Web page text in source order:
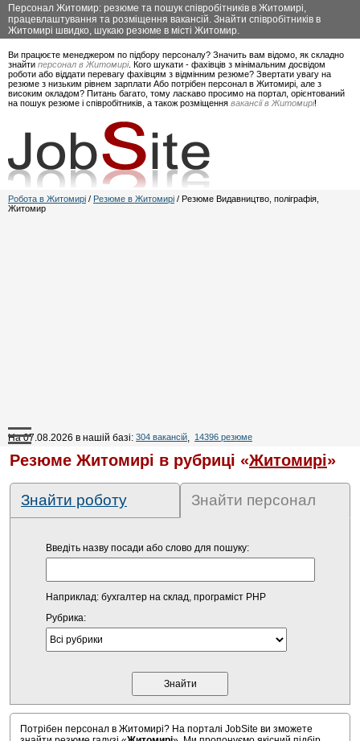
Персонал Житомир: резюме та пошук співробітників в Житомирі,
працевлаштування та розміщення вакансій. Знайти співробітників в
Житомирі швидко, шукаю резюме в місті Житомир.
Ви працюєте менеджером по підбору персоналу? Значить вам відомо, як складно
знайти персонал в Житомирі. Кого шукати - фахівців з мінімальним досвідом
роботи або віддати перевагу фахівцям з відмінним резюме? Звертати увагу на
резюме з низьким рівнем зарплати Або потрібен персонал в Житомирі, але з
високим окладом? Питань багато, тому ласкаво просимо на портал, орієнтований
на пошук резюме і співробітників, а також розміщення вакансії в Житомирі!
Робота в Житомирі / Резюме в Житомирі / Резюме Видавництво, поліграфія,
Житомир
На 07.08.2026 в нашій базі: 304 вакансій, 14396 резюме
Резюме Житомирі в рубриці «Житомирі»
Знайти роботу Знайти персонал
Введіть назву посади або слово для пошуку:
Наприклад: бухгалтер на склад, програміст PHP
Рубрика:
Потрібен персонал в Житомирі? На порталі JobSite ви зможете